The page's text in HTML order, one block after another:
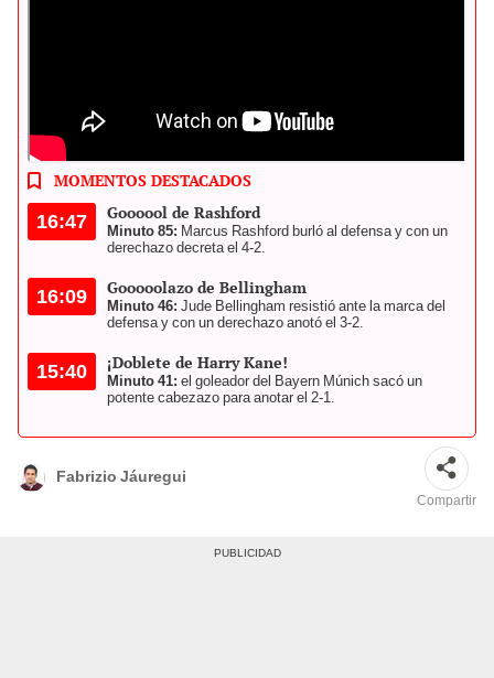
Inglaterra busca ganar el Mundial por segunda ocasión en la
historia. Foto: AFP
MOMENTOS DESTACADOS
16:47 Goooool de Rashford
Minuto 85: Marcus Rashford burló al defensa y con un
derechazo decreta el 4-2.
16:09 Gooooolazo de Bellingham
Minuto 46: Jude Bellingham resistió ante la marca del
defensa y con un derechazo anotó el 3-2.
15:40 ¡Doblete de Harry Kane!
Minuto 41: el goleador del Bayern Múnich sacó un
potente cabezazo para anotar el 2-1.
Fabrizio Jáuregui
Compartir